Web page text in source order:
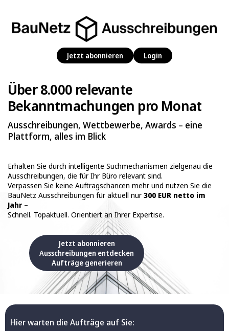
Jetzt abonnieren Login
Über 8.000 relevante
Bekanntmachungen pro Monat
Ausschreibungen, Wettbewerbe, Awards – eine
Plattform, alles im Blick
Erhalten Sie durch intelligente Suchmechanismen zielgenau die
Ausschreibungen, die für Ihr Büro relevant sind.
Verpassen Sie keine Auftragschancen mehr und nutzen Sie die
BauNetz Ausschreibungen für aktuell nur 300 EUR netto im
Jahr –
Schnell. Topaktuell. Orientiert an Ihrer Expertise.
Jetzt abonnieren
Ausschreibungen entdecken
Aufträge generieren
Hier warten die Aufträge auf Sie: